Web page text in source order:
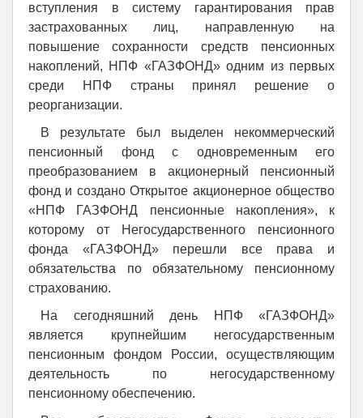
вступления в систему гарантирования прав
застрахованных лиц, направленную на
повышение сохранности средств пенсионных
накоплений, НПФ «ГАЗФОНД» одним из первых
среди НПФ страны принял решение о
реорганизации.
В результате был выделен некоммерческий
пенсионный фонд с одновременным его
преобразованием в акционерный пенсионный
фонд и создано Открытое акционерное общество
«НПФ ГАЗФОНД пенсионные накопления», к
которому от Негосударственного пенсионного
фонда «ГАЗФОНД» перешли все права и
обязательства по обязательному пенсионному
страхованию.
На сегодняшний день НПФ «ГАЗФОНД»
является крупнейшим негосударственным
пенсионным фондом России, осуществляющим
деятельность по негосударственному
пенсионному обеспечению.